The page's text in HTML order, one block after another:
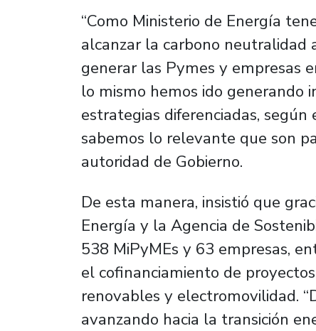
“Como Ministerio de Energía
alcanzar la carbono
generar las Pymes y empresas
lo mismo hemos ido generando
estrategias diferenciadas,
sabemos lo relevante que son
autoridad de Gobierno.
De esta manera, insistió que
Energía y la Agencia de
538 MiPyMEs y 63 empresas,
el cofinanciamiento de
renovables y electromovilidad.
avanzando hacia la transición